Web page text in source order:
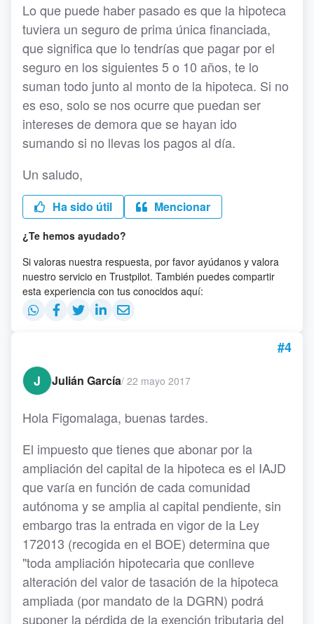
Lo que puede haber pasado es que la hipoteca
tuviera un seguro de prima única financiada,
que significa que lo tendrías que pagar por el
seguro en los siguientes 5 o 10 años, te lo
suman todo junto al monto de la hipoteca. Si no
es eso, solo se nos ocurre que puedan ser
intereses de demora que se hayan ido
sumando si no llevas los pagos al día.
Un saludo,
Ha sido útil Mencionar
¿Te hemos ayudado?
Si valoras nuestra respuesta, por favor ayúdanos y valora
nuestro servicio en Trustpilot. También puedes compartir
esta experiencia con tus conocidos aquí:
#4
J
Julián García/ 22 mayo 2017
Hola Figomalaga, buenas tardes.
El impuesto que tienes que abonar por la
ampliación del capital de la hipoteca es el IAJD
que varía en función de cada comunidad
autónoma y se amplia al capital pendiente, sin
embargo tras la entrada en vigor de la Ley
172013 (recogida en el BOE) determina que
"toda ampliación hipotecaria que conlleve
alteración del valor de tasación de la hipoteca
ampliada (por mandato de la DGRN) podrá
suponer la pérdida de la exención tributaria del